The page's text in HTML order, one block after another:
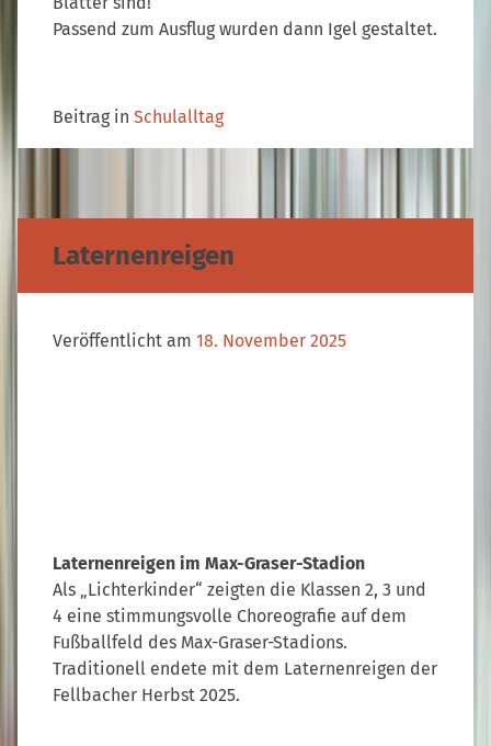
Passend zum Ausflug wurden dann Igel gestaltet.
Beitrag in Schulalltag
Laternenreigen
Veröffentlicht am 18. November 2025
Laternenreigen im Max-Graser-Stadion
Als „Lichterkinder“ zeigten die Klassen 2, 3 und
4 eine stimmungsvolle Choreografie auf dem
Fußballfeld des Max-Graser-Stadions.
Traditionell endete mit dem Laternenreigen der
Fellbacher Herbst 2025.